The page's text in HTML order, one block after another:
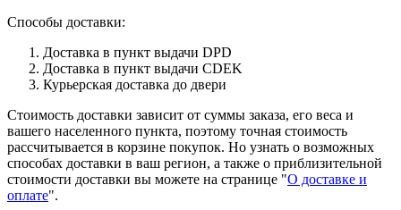
Способы доставки:
Доставка в пункт выдачи DPD
Доставка в пункт выдачи CDEK
Курьерская доставка до двери
Стоимость доставки зависит от суммы заказа, его веса и
вашего населенного пункта, поэтому точная стоимость
рассчитывается в корзине покупок. Но узнать о возможных
способах доставки в ваш регион, а также о приблизительной
стоимости доставки вы можете на странице "О доставке и
оплате".